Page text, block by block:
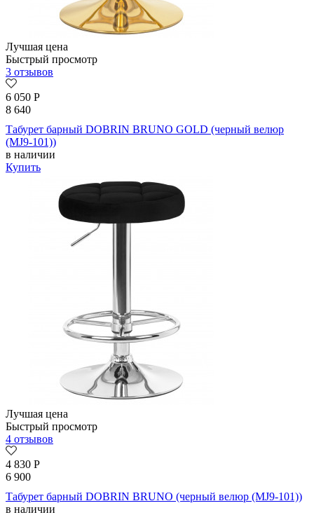
Лучшая цена
Быстрый просмотр
3 отзывов
6 050 Р
8 640
Табурет барный DOBRIN BRUNO GOLD (черный велюр
(MJ9-101))
в наличии
Купить
Лучшая цена
Быстрый просмотр
4 отзывов
4 830 Р
6 900
Табурет барный DOBRIN BRUNO (черный велюр (MJ9-101))
в наличии